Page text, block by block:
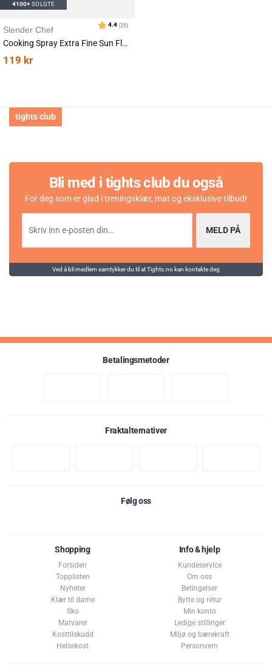
4100+SOLGTE
Slender Chef
Cooking Spray Extra Fine Sun Flower 200ml
119 kr
tights club
Bli med i tights club du også
For deg som er glad i treningsklær, mat og eksklusive tilbud!
MELD PÅ
Ved å bli medlem samtykker du til at Tights.no kan kontakte deg
Betalingsmetoder
Fraktalternativer
Følg oss
Shopping
Forsiden
Topplisten
Nyheter
Klær til dame
Sko
Matvarer
Kosttilskudd
Helsekost
Info & hjelp
Kundeservice
Om oss
Betingelser
Bytte og retur
Min konto
Ledige stillinger
Miljø og bærekraft
Personvern